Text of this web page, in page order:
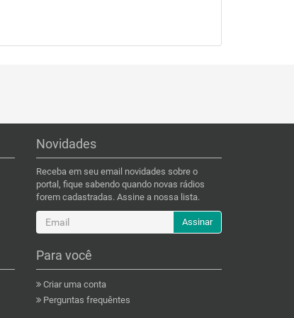
Novidades
Receba em seu email novidades sobre o
portal, fique sabendo quando novas rádios
forem cadastradas. Assine a nossa lista.
Assinar
Para você
Criar uma conta
Perguntas frequêntes